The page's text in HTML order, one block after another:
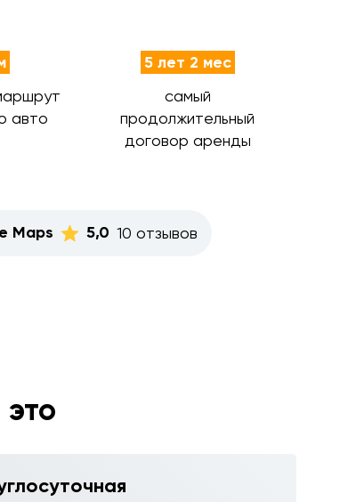
авто
5 лет 2 мес
самый
продолжительный
договор аренды
Maps 5,0 10 отзывов